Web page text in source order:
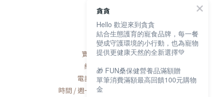
聯絡我們
寶研生技有限公司
統編 / 83163768
電話 / 02-2600-8552
時間 / 週一至週五AM9:00-PM6:00
貪貪
Hello 歡迎來到貪貪
結合生態護育的寵食品牌，每一餐
變成守護環境的小行動，也為寵物
提供更健康天然的全新選擇💚
🎁 FUN桑保健營養品滿額贈
單筆消費滿額最高回饋100元購物
金